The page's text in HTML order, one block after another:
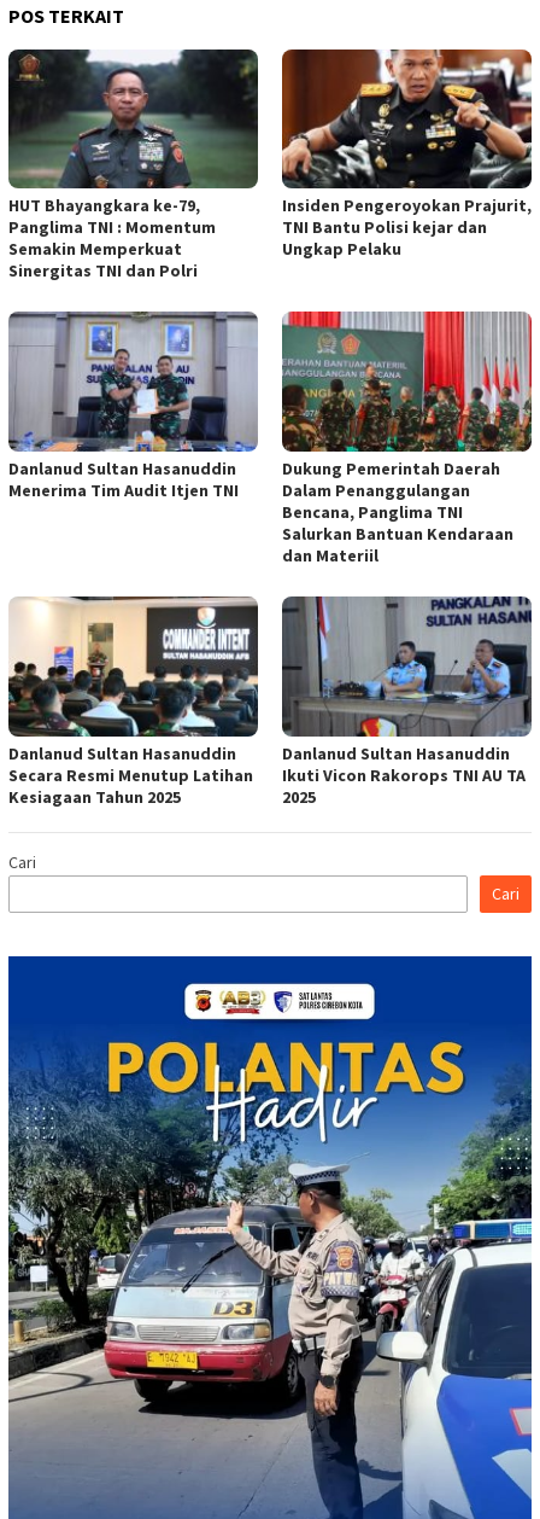
POS TERKAIT
HUT Bhayangkara ke-79,
Panglima TNI : Momentum
Semakin Memperkuat
Sinergitas TNI dan Polri
Insiden Pengeroyokan Prajurit,
TNI Bantu Polisi kejar dan
Ungkap Pelaku
Danlanud Sultan Hasanuddin
Menerima Tim Audit Itjen TNI
Dukung Pemerintah Daerah
Dalam Penanggulangan
Bencana, Panglima TNI
Salurkan Bantuan Kendaraan
dan Materiil
Danlanud Sultan Hasanuddin
Secara Resmi Menutup Latihan
Kesiagaan Tahun 2025
Danlanud Sultan Hasanuddin
Ikuti Vicon Rakorops TNI AU TA
2025
Cari
Cari